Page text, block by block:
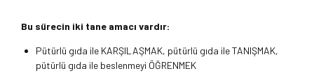
Bu sürecin iki tane amacı vardır:
Pütürlü gıda ile KARŞILAŞMAK, pütürlü gıda ile TANIŞMAK,
pütürlü gıda ile beslenmeyi ÖĞRENMEK